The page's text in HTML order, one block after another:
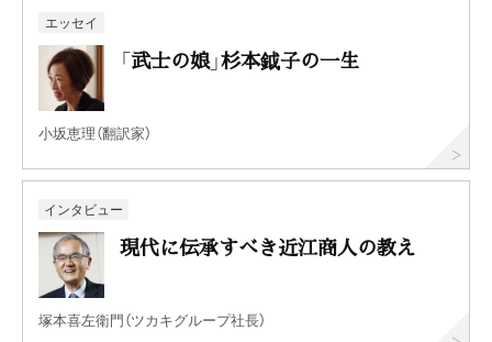
エッセイ
「武士の娘」杉本鉞子の一生
小坂恵理（翻訳家）
インタビュー
現代に伝承すべき近江商人の教え
塚本喜左衛門（ツカキグループ社長）